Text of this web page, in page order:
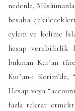
nedenle,
hesaba
eylem ve kelime
hesap verebilirlik
bulunan Kur’an
Kur’an-ı
Hesap veya
fazla tekrar